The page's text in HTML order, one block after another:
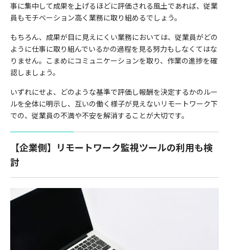
事に集中して成果を上げるほどに評価される風土であれば、従業
員もモチベーション高く業務に取り組めるでしょう。
もちろん、成果が目に見えにくい業務においては、従業員がどの
ように仕事に取り組んでいるかの過程を見る努力もしなくてはな
りません。こまめにコミュニケーションを取り、作業の進捗を確
認しましょう。
いずれにせよ、どのような基準で評価し報酬を決定するかのルー
ルを全体に明示し、互いの働く様子が見えないリモートワーク下
での、従業員の不満や不安を解消することが大切です。
【企業側】リモートワーク監視ツールの利用も検
討